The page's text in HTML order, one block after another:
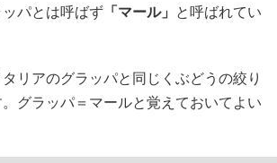
パとは呼ばず 「マール」 と呼ばれてい
リアのグラッパと同じくぶどうの絞り
グラッパ＝マールと覚えておいてよい